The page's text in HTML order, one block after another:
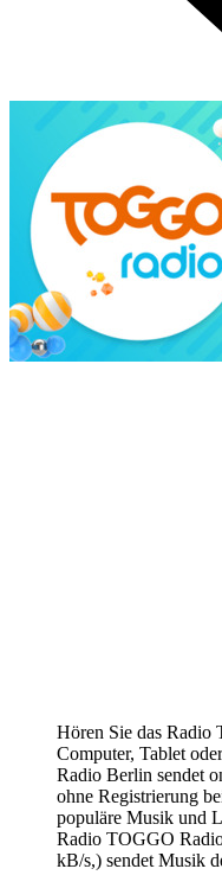
Hören Sie das
Computer, Tablet
Radio Berlin sendet
ohne Registrierung
populäre Musik und
Radio TOGGO
kB/s,) sendet Musik